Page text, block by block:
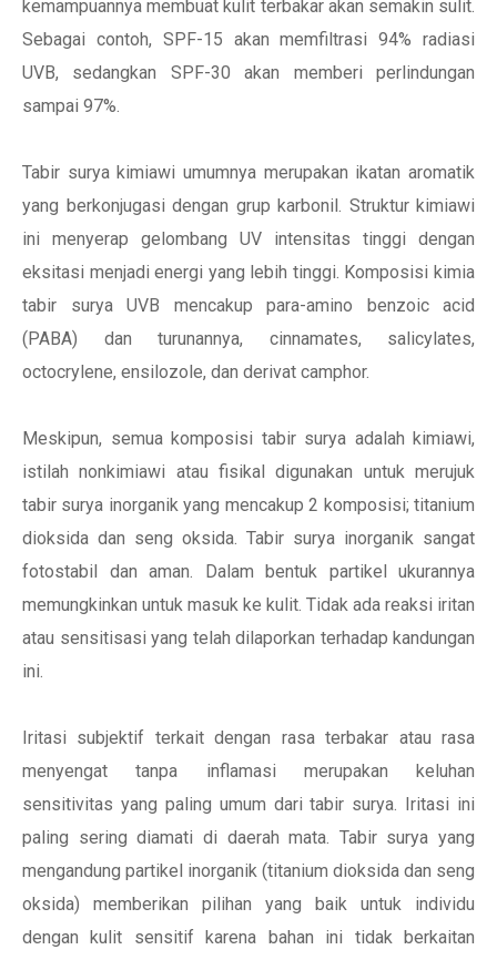
kemampuannya membuat kulit terbakar akan semakin sulit.
Sebagai contoh, SPF-15 akan memfiltrasi 94% radiasi
UVB, sedangkan SPF-30 akan memberi perlindungan
sampai 97%.
Tabir surya kimiawi umumnya merupakan ikatan aromatik
yang berkonjugasi dengan grup karbonil. Struktur kimiawi
ini menyerap gelombang UV intensitas tinggi dengan
eksitasi menjadi energi yang lebih tinggi. Komposisi kimia
tabir surya UVB mencakup para-amino benzoic acid
(PABA) dan turunannya, cinnamates, salicylates,
octocrylene, ensilozole, dan derivat camphor.
Meskipun, semua komposisi tabir surya adalah kimiawi,
istilah nonkimiawi atau fisikal digunakan untuk merujuk
tabir surya inorganik yang mencakup 2 komposisi; titanium
dioksida dan seng oksida. Tabir surya inorganik sangat
fotostabil dan aman. Dalam bentuk partikel ukurannya
memungkinkan untuk masuk ke kulit. Tidak ada reaksi iritan
atau sensitisasi yang telah dilaporkan terhadap kandungan
ini.
Iritasi subjektif terkait dengan rasa terbakar atau rasa
menyengat tanpa inflamasi merupakan keluhan
sensitivitas yang paling umum dari tabir surya. Iritasi ini
paling sering diamati di daerah mata. Tabir surya yang
mengandung partikel inorganik (titanium dioksida dan seng
oksida) memberikan pilihan yang baik untuk individu
dengan kulit sensitif karena bahan ini tidak berkaitan